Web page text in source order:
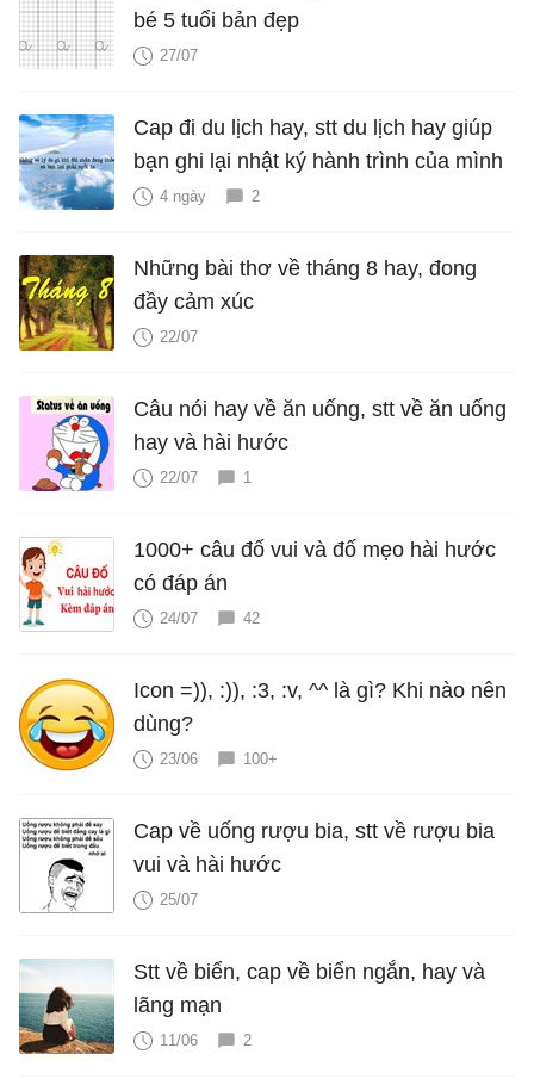
bé 5 tuổi bản đẹp
27/07
Cap đi du lịch hay, stt du lịch hay giúp
bạn ghi lại nhật ký hành trình của mình
4 ngày 2
Những bài thơ về tháng 8 hay, đong
đầy cảm xúc
22/07
Câu nói hay về ăn uống, stt về ăn uống
hay và hài hước
22/07 1
1000+ câu đố vui và đố mẹo hài hước
có đáp án
24/07 42
Icon =)), :)), :3, :v, ^^ là gì? Khi nào nên
dùng?
23/06 100+
Cap về uống rượu bia, stt về rượu bia
vui và hài hước
25/07
Stt về biển, cap về biển ngắn, hay và
lãng mạn
11/06 2